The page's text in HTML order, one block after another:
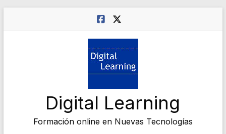
Digital Learning
Formación online en Nuevas Tecnologías